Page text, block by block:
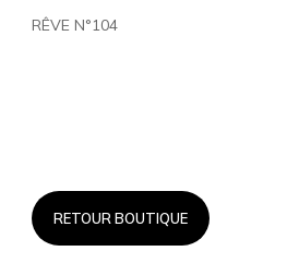
RÊVE N°104
RETOUR BOUTIQUE